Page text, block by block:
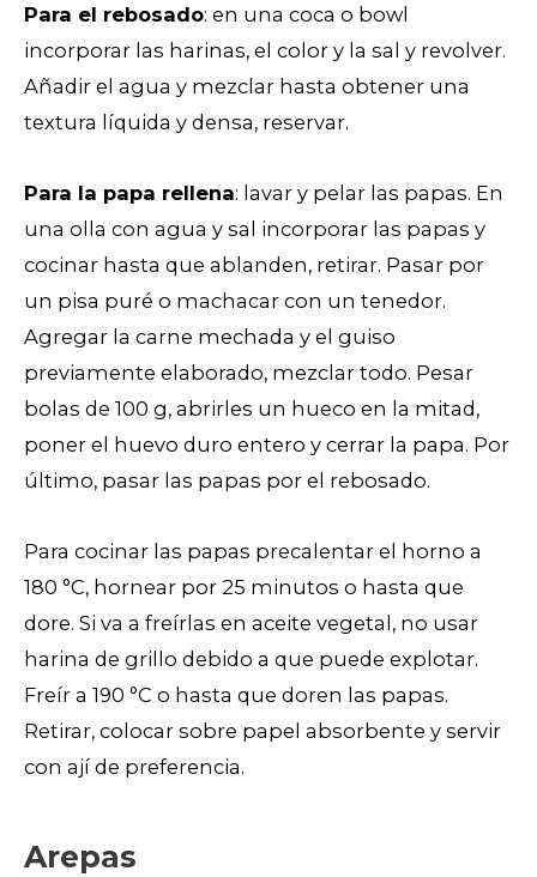
Para el rebosado: en una coca o bowl
incorporar las harinas, el color y la sal y revolver.
Añadir el agua y mezclar hasta obtener una
textura líquida y densa, reservar.
Para la papa rellena: lavar y pelar las papas. En
una olla con agua y sal incorporar las papas y
cocinar hasta que ablanden, retirar. Pasar por
un pisa puré o machacar con un tenedor.
Agregar la carne mechada y el guiso
previamente elaborado, mezclar todo. Pesar
bolas de 100 g, abrirles un hueco en la mitad,
poner el huevo duro entero y cerrar la papa. Por
último, pasar las papas por el rebosado.
Para cocinar las papas precalentar el horno a
180 °C, hornear por 25 minutos o hasta que
dore. Si va a freírlas en aceite vegetal, no usar
harina de grillo debido a que puede explotar.
Freír a 190 °C o hasta que doren las papas.
Retirar, colocar sobre papel absorbente y servir
con ají de preferencia.
Arepas